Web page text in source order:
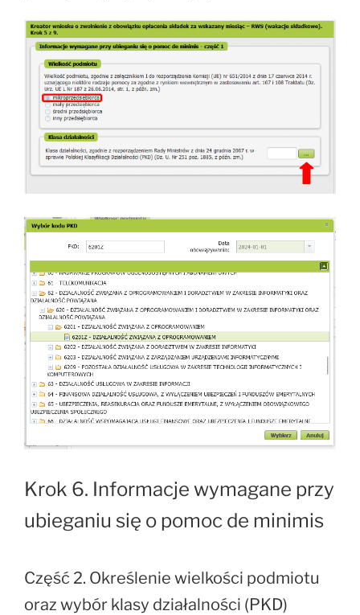
Krok 6. Informacje wymagane przy
ubieganiu się o pomoc de minimis
Część 2. Określenie wielkości podmiotu
oraz wybór klasy działalności (PKD)